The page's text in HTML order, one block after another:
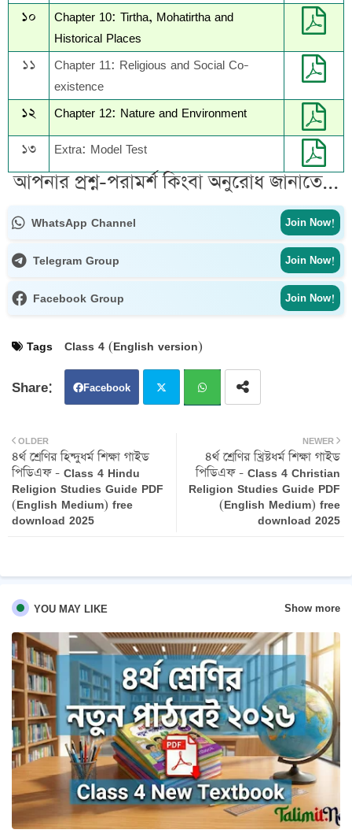
১০
Chapter 10: Tirtha, Mohatirtha and
Historical Places
১১
Chapter 11: Religious and Social Co-
existence
১২
Chapter 12: Nature and Environment
১৩
Extra: Model Test
আপনার প্রশ্ন-পরামর্শ কিংবা অনুরোধ জানাতে...
WhatsApp Channel Join Now!
Telegram Group Join Now!
Facebook Group Join Now!
Tags Class 4 (English version)
Facebook
atsa
pp
NEWER
৪র্থ শ্রেণির খ্রিষ্টধর্ম শিক্ষা গাইড
পিডিএফ - Class 4 Christian
Religion Studies Guide PDF
(English Medium) free
download 2025
OLDER
৪র্থ শ্রেণির হিন্দুধর্ম শিক্ষা গাইড
পিডিএফ - Class 4 Hindu
Religion Studies Guide PDF
(English Medium) free
download 2025
YOU MAY LIKE Show more